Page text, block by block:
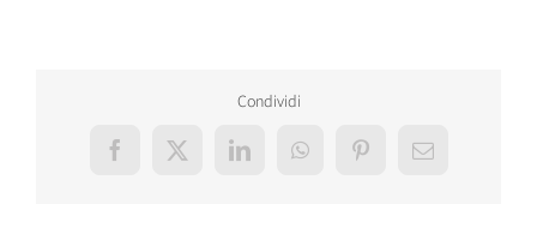
Condividi
Facebook
X LinkedInWhatsAppPinterestEmail